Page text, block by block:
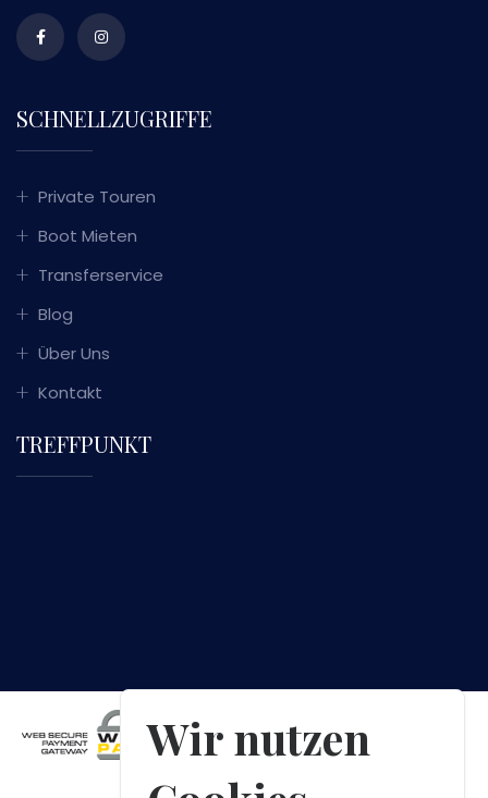
SCHNELLZUGRIFFE
Private Touren
Boot Mieten
Transferservice
Blog
Über Uns
Kontakt
TREFFPUNKT
Wir nutzen